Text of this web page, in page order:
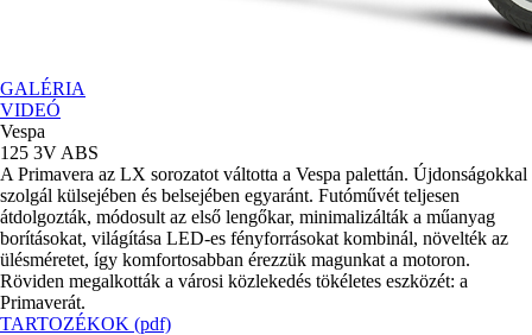
GALÉRIA
VIDEÓ
Vespa
125 3V ABS
A Primavera az LX sorozatot váltotta a Vespa palettán. Újdonságokkal
szolgál külsejében és belsejében egyaránt. Futóművét teljesen
átdolgozták, módosult az első lengőkar, minimalizálták a műanyag
borításokat, világítása LED-es fényforrásokat kombinál, növelték az
ülésméretet, így komfortosabban érezzük magunkat a motoron.
Röviden megalkották a városi közlekedés tökéletes eszközét: a
Primaverát.
TARTOZÉKOK (pdf)